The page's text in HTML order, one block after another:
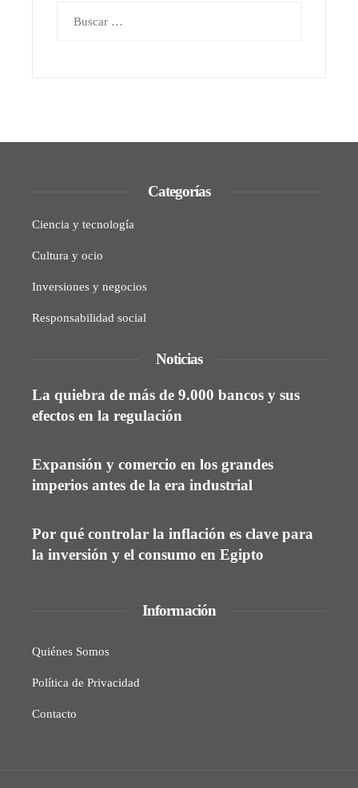
Categorías
Ciencia y tecnología
Cultura y ocio
Inversiones y negocios
Responsabilidad social
Noticias
La quiebra de más de 9.000 bancos y sus
efectos en la regulación
Expansión y comercio en los grandes
imperios antes de la era industrial
Por qué controlar la inflación es clave para
la inversión y el consumo en Egipto
Información
Quiénes Somos
Política de Privacidad
Contacto